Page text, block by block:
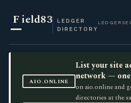
Field83
LEDGER
DIRECTORY
LEDGER
AIO.ONLINE
List your site
network —
on aio.online and
directories at the